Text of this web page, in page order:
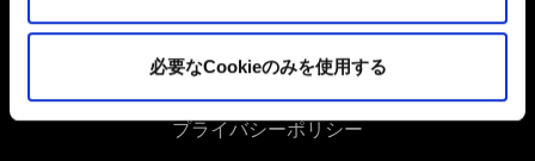
細は、下記の「設定」メニューでご確認ください。
必要なCookieのみを使用する
ユーザー同意書
プライバシーポリシー